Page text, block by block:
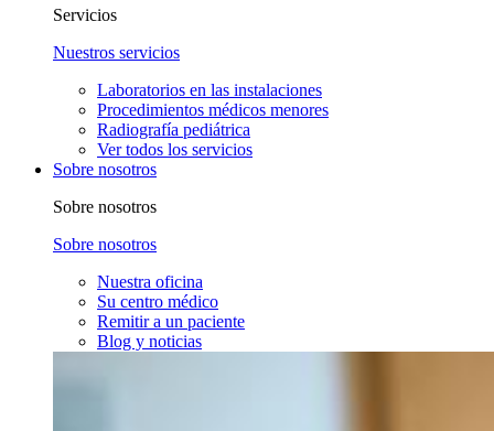
Servicios
Nuestros servicios
Laboratorios en las instalaciones
Procedimientos médicos menores
Radiografía pediátrica
Ver todos los servicios
Sobre nosotros
Sobre nosotros
Sobre nosotros
Nuestra oficina
Su centro médico
Remitir a un paciente
Blog y noticias